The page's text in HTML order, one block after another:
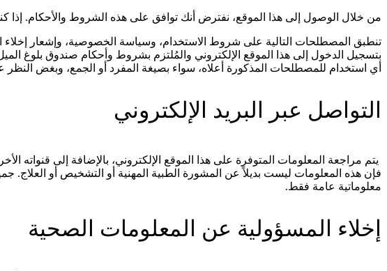
من خلال الوصول إلى هذا الموقع، نفترض أنك توافق على هذه الشروط والأحكام.
تنطبق المصطلحات التالية على شروط الاستخدام، وسياسة الخصوصية، وإشعار
بتسجيل الدخول إلى هذا الموقع الإلكتروني والمُلتزم بشروط وأحكام صندوق بلوغ
أي استخدام للمصطلحات المذكورة أعلاه، سواء بصيغة المفرد أو الجمع، وبغض النظر
التواصل عبر البريد الإلكتروني
يتم مراجعة المعلومات المتوفرة على هذا الموقع الإلكتروني، بالإضافة إلى قنواته
فإن هذه المعلومات ليست بديلاً عن المشورة الطبية المهنية أو التشخيص أو
معلوماتية عامة فقط.
إخلاء المسؤولية عن المعلومات الصحية